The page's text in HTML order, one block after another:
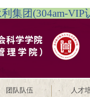
利集团(304am-
团队队伍 人才